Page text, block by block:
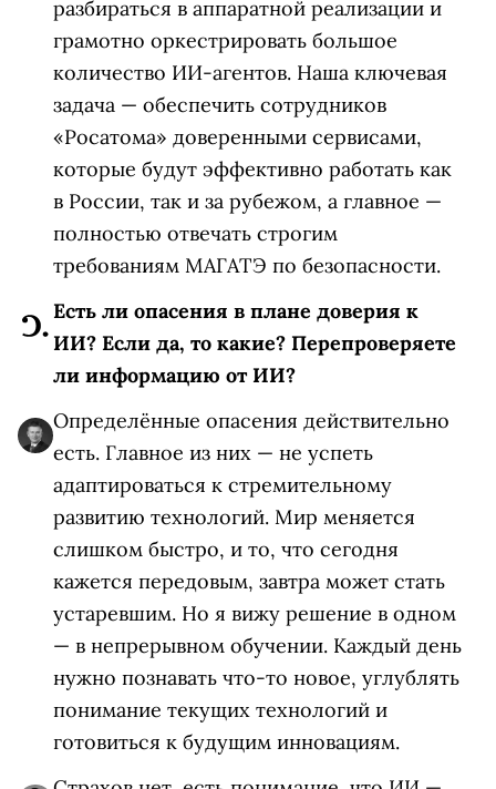
разбираться в аппаратной реализации и
грамотно оркестрировать большое
количество ИИ‑агентов. Наша ключевая
задача — обеспечить сотрудников
«Росатома» доверенными сервисами,
которые будут эффективно работать как
в России, так и за рубежом, а главное —
полностью отвечать строгим
требованиям МАГАТЭ по безопасности.
Есть ли опасения в плане доверия к
ИИ? Если да, то какие? Перепроверяете
ли информацию от ИИ?
Определённые опасения действительно
есть. Главное из них — не успеть
адаптироваться к стремительному
развитию технологий. Мир меняется
слишком быстро, и то, что сегодня
кажется передовым, завтра может стать
устаревшим. Но я вижу решение в одном
— в непрерывном обучении. Каждый день
нужно познавать что‑то новое, углублять
понимание текущих технологий и
готовиться к будущим инновациям.